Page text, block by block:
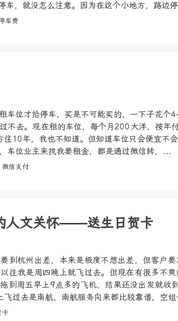
车，就没怎么注意。因为在这个小地方，路边
车费
车位才给停车，买是不可能买的，一下子花个
不去。现在租的车位，每个月200大洋，按年
10年，我也不知道。但知道车位只会便宜不
车位业主来找我要租金，都是通过微信转，...
信支付
人文关怀——送生日贺卡
到杭州出差，本来是极度不想出差，但客户
往我是周四晚上就飞过去。但现在有很多不
到周五早上9点多的飞机，结果还没出发就收
飞过去是南航，南航服务向来都比较靠谱，空
卡